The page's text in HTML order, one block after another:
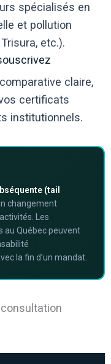
spécialisés en
et pollution
etc.).
claire,
certificats
institutionnels.
(tail
changement
Les
au Québec peuvent
la fin d’un mandat.